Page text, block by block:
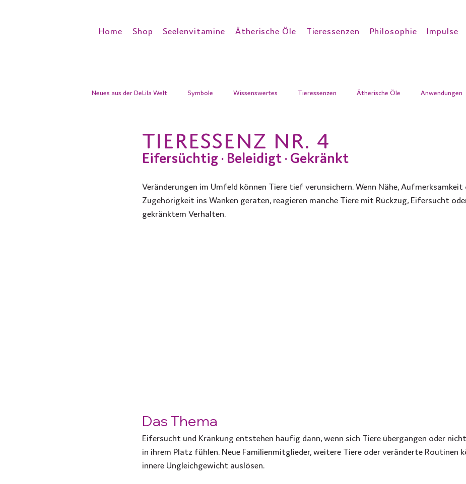
Home Shop Seelenvitamine Ätherische Öle Tieressenzen Philosophie Impulse
Neues aus der DeLila Welt Symbole Wissenswertes Tieressenzen Ätherische Öle Anwendungen
TIERESSENZ NR. 4
Eifersüchtig · Beleidigt · Gekränkt
Veränderungen im Umfeld können Tiere tief verunsichern. Wenn Nähe, Aufmerksamkeit
Zugehörigkeit ins Wanken geraten, reagieren manche Tiere mit Rückzug, Eifersucht
gekränktem Verhalten.
Das Thema
Eifersucht und Kränkung entstehen häufig dann, wenn sich Tiere übergangen oder
in ihrem Platz fühlen. Neue Familienmitglieder, weitere Tiere oder veränderte Routinen
innere Ungleichgewicht auslösen.